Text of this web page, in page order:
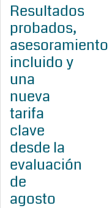
Resultados
probados,
asesoramiento
incluido y
una
nueva
tarifa
clave
desde la
evaluación
de
agosto